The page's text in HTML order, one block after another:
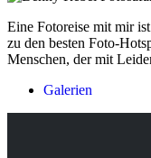
Eine Fotoreise mit mir
zu den besten Foto-
Menschen, der mit
Galerien